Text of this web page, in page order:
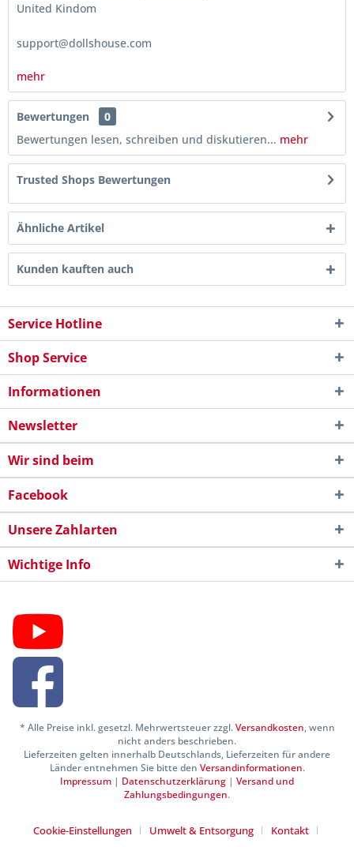
United Kindom
support@dollshouse.com
mehr
Bewertungen
0
Bewertungen lesen, schreiben und diskutieren... mehr
Trusted Shops Bewertungen
Ähnliche Artikel
Kunden kauften auch
Service Hotline
Shop Service
Informationen
Newsletter
Wir sind beim
Facebook
Unsere Zahlarten
Wichtige Info
* Alle Preise inkl. gesetzl. Mehrwertsteuer zzgl.Versandkosten, wenn
nicht anders beschrieben.
Lieferzeiten gelten innerhalb Deutschlands, Lieferzeiten für andere
Länder entnehmen Sie bitte den Versandinformationen.
Impressum | Datenschutzerklärung | Versand und
Zahlungsbedingungen.
Cookie-Einstellungen Umwelt & Entsorgung Kontakt